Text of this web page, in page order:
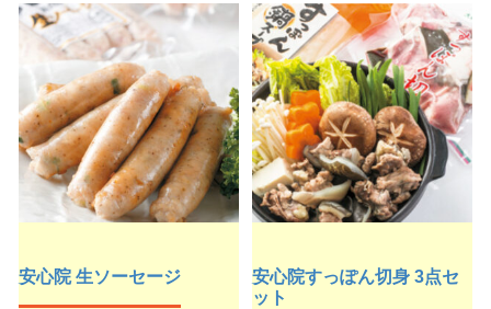
安心院 生ソーセージ
安心院すっぽん切身 3点セ
ット